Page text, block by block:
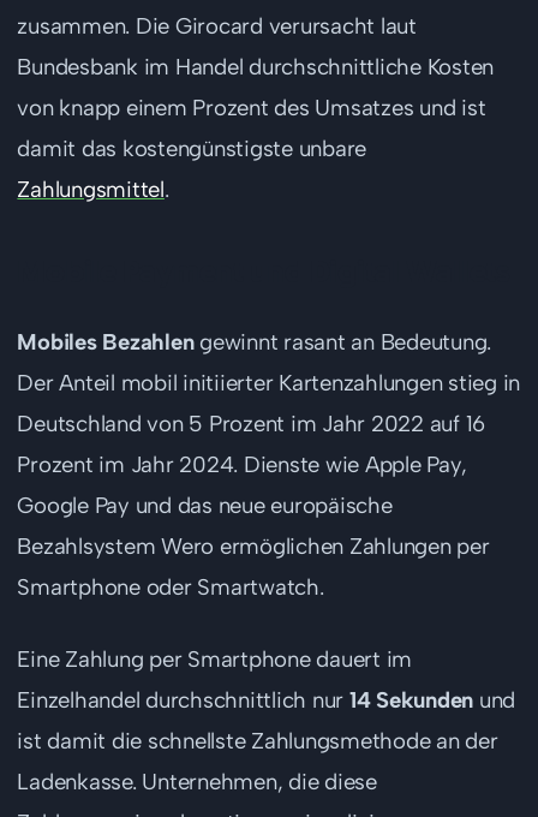
zusammen. Die Girocard verursacht laut
Bundesbank im Handel durchschnittliche Kosten
von knapp einem Prozent des Umsatzes und ist
damit das kostengünstigste unbare
Zahlungsmittel.
Mobiles Bezahlengewinnt rasant an Bedeutung.
Der Anteil mobil initiierter Kartenzahlungen stieg in
Deutschland von 5 Prozent im Jahr 2022 auf 16
Prozent im Jahr 2024. Dienste wie Apple Pay,
Google Pay und das neue europäische
Bezahlsystem Wero ermöglichen Zahlungen per
Smartphone oder Smartwatch.
Eine Zahlung per Smartphone dauert im
Einzelhandel durchschnittlich nur 14 Sekunden und
ist damit die schnellste Zahlungsmethode an der
Ladenkasse. Unternehmen, die diese